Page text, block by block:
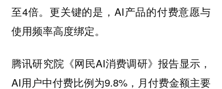
至4倍。更关键的是，AI产品的付费意愿与
使用频率高度绑定。
腾讯研究院《网民AI消费调研》报告显示，
AI用户中付费比例为9.8%，月付费金额主要